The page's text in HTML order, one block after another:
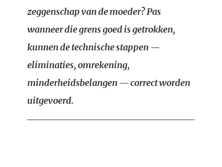
zeggenschap van de moeder? Pas
wanneer die grens goed is getrokken,
kunnen de technische stappen —
eliminaties, omrekening,
minderheidsbelangen — correct worden
uitgevoerd.